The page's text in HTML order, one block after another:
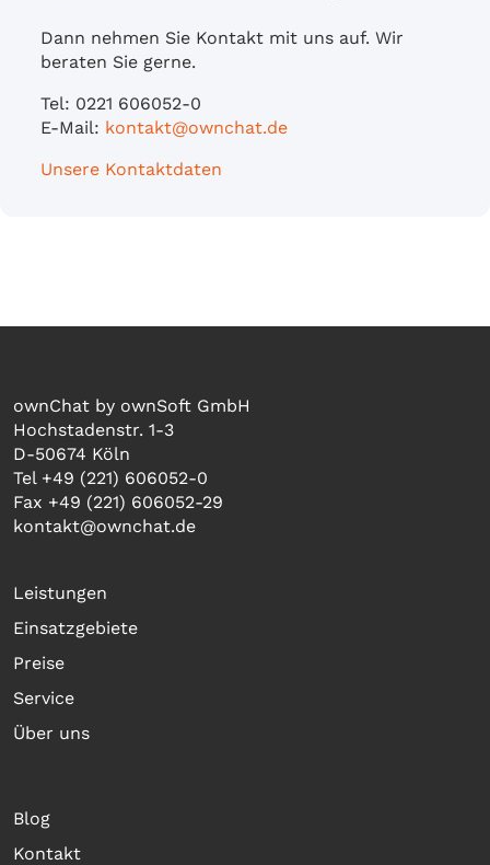
Dann nehmen Sie Kontakt mit uns auf. Wir
beraten Sie gerne.
Tel: 0221 606052-0
E-Mail: kontakt@ownchat.de
Unsere Kontaktdaten
ownChat by ownSoft GmbH
Hochstadenstr. 1-3
D-50674 Köln
Tel +49 (221) 606052-0
Fax +49 (221) 606052-29
kontakt@ownchat.de
Leistungen
Einsatzgebiete
Preise
Service
Über uns
Blog
Kontakt